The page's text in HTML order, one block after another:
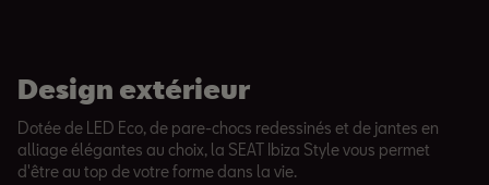
Design extérieur
Dotée de LED Eco, de pare-chocs redessinés et de jantes en
alliage élégantes au choix, la SEAT Ibiza Style vous permet
d'être au top de votre forme dans la vie.